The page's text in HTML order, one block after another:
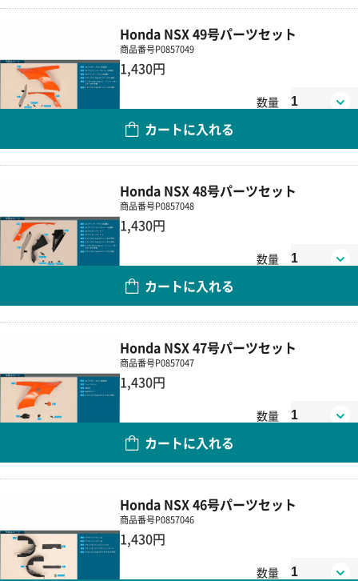
Honda NSX 49号パーツセット
商品番号P0857049
1,430円
数量
カートに入れる
Honda NSX 48号パーツセット
商品番号P0857048
1,430円
数量
カートに入れる
Honda NSX 47号パーツセット
商品番号P0857047
1,430円
数量
カートに入れる
Honda NSX 46号パーツセット
商品番号P0857046
1,430円
数量